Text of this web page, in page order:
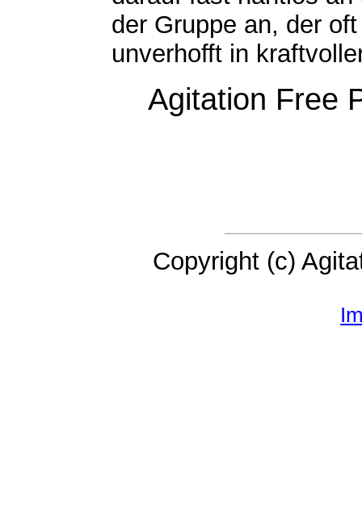
der Gruppe an, der
unverhofft in
Agitation Free
Copyright (c)